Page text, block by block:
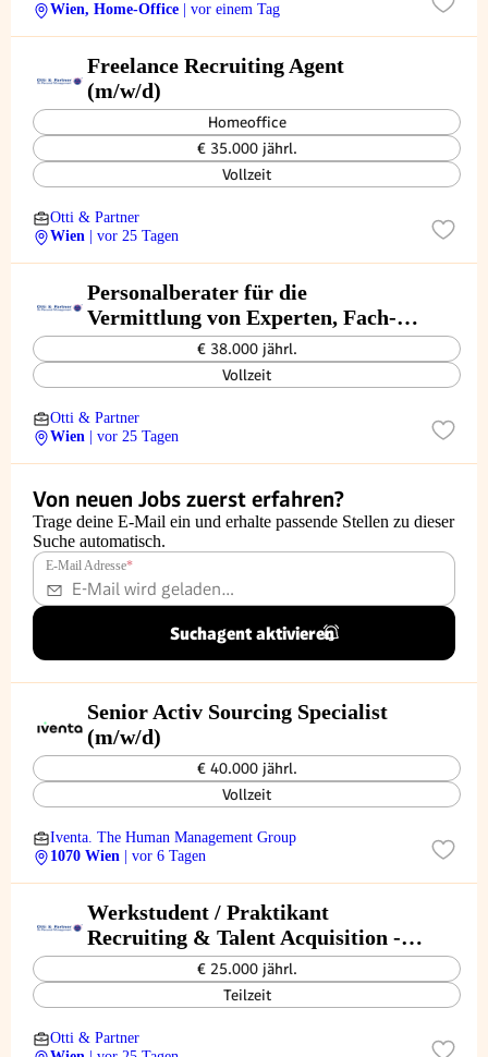
Wien, Home-Office
| vor einem Tag
Freelance Recruiting Agent
(m/w/d)
Homeoffice
€ 35.000 jährl.
Vollzeit
Otti & Partner
Wien
| vor 25 Tagen
Personalberater für die
Vermittlung von Experten, Fach-
und Führungskräften (m/w/d)
€ 38.000 jährl.
Vollzeit
Otti & Partner
Wien
| vor 25 Tagen
Von neuen Jobs zuerst erfahren?
Trage deine E-Mail ein und erhalte passende Stellen zu dieser
Suche automatisch.
E-Mail Adresse*
Suchagent aktivieren
Senior Activ Sourcing Specialist
(m/w/d)
€ 40.000 jährl.
Vollzeit
Iventa. The Human Management Group
1070 Wien
| vor 6 Tagen
Werkstudent / Praktikant
Recruiting & Talent Acquisition -
Fokus Active Sourcing (TZ-VZ)
€ 25.000 jährl.
Teilzeit
Otti & Partner